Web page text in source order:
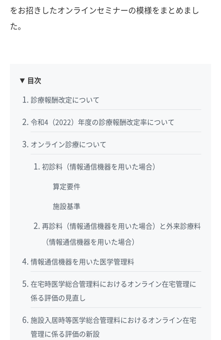
をお招きしたオンラインセミナーの模様をまとめまし
た。
目次
診療報酬改定について
令和4（2022）年度の診療報酬改定率について
オンライン診療について
初診料（情報通信機器を用いた場合）
算定要件
施設基準
再診料（情報通信機器を用いた場合）と外来診療料
（情報通信機器を用いた場合）
情報通信機器を用いた医学管理料
在宅時医学総合管理料におけるオンライン在宅管理に
係る評価の見直し
施設入居時等医学総合管理料におけるオンライン在宅
管理に係る評価の新設